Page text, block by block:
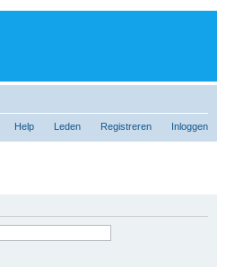
Help Leden Registreren Inloggen